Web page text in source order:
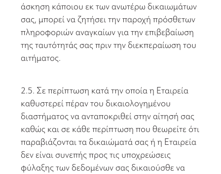
άσκηση κάποιου εκ των ανωτέρω δικαιωμάτων
σας, μπορεί να ζητήσει την παροχή πρόσθετων
πληροφοριών αναγκαίων για την επιβεβαίωση
της ταυτότητάς σας πριν την διεκπεραίωση του
αιτήματος.
2.5. Σε περίπτωση κατά την οποία η Εταιρεία
καθυστερεί πέραν του δικαιολογημένου
διαστήματος να ανταποκριθεί στην αίτησή σας
καθώς και σε κάθε περίπτωση που θεωρείτε ότι
παραβιάζονται τα δικαιώματά σας ή η Εταιρεία
δεν είναι συνεπής προς τις υποχρεώσεις
φύλαξης των δεδομένων σας δικαιούσθε να